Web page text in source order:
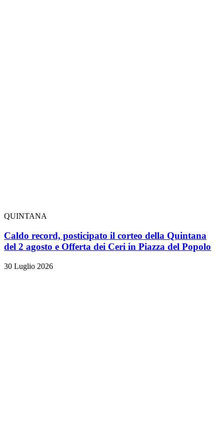
QUINTANA
Caldo record, posticipato il corteo della Quintana
del 2 agosto e Offerta dei Ceri in Piazza del Popolo
30 Luglio 2026